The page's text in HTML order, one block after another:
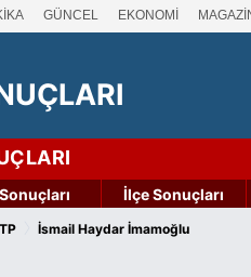
GÜNCEL EKONOMİ
İlçe Sonuçları
İsmail Haydar İmamoğlu